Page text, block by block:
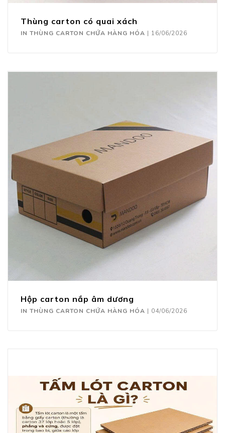
Thùng carton có quai xách
IN THÙNG CARTON CHỨA HÀNG HÓA | 16/06/2026
Hộp carton nắp âm dương
IN THÙNG CARTON CHỨA HÀNG HÓA | 04/06/2026